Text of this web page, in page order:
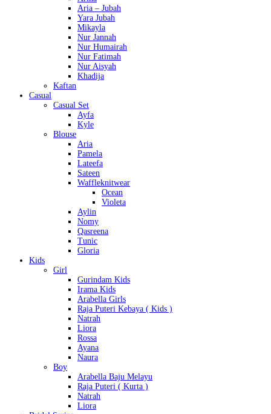
Aria – Jubah
Yara Jubah
Mikayla
Nur Jannah
Nur Humairah
Nur Fatimah
Nur Aisyah
Khadija
Kaftan
Casual
Casual Set
Ayfa
Kyle
Blouse
Aria
Pamela
Lateefa
Sateen
Waffleknitwear
Ocean
Violeta
Aylin
Nomy
Qasreena
Tunic
Gloria
Kids
Girl
Gurindam Kids
Irama Kids
Arabella Girls
Raja Puteri Kebaya ( Kids )
Natrah
Liora
Rossa
Ayana
Naura
Boy
Arabella Baju Melayu
Raja Puteri ( Kurta )
Natrah
Liora